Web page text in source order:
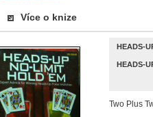
Více o knize
HEADS-
HEADS-
Two Plus